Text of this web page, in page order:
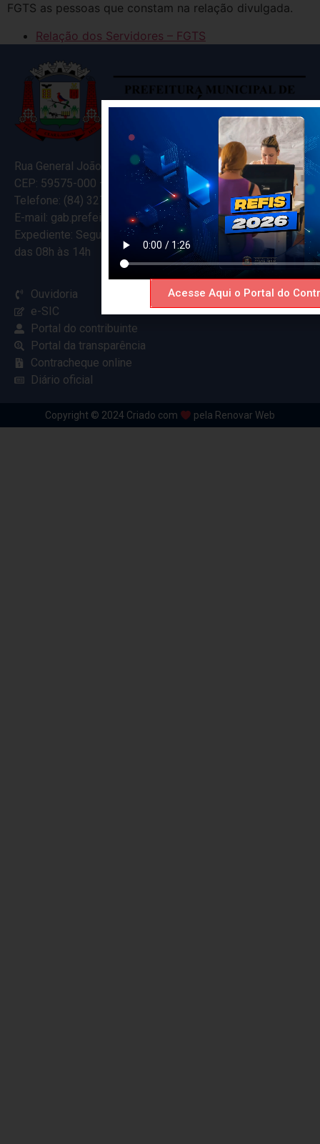
FGTS as pessoas que constam na relação divulgada.
Relação dos Servidores – FGTS
Rua General João Varela, 635
CEP: 59575-000 – Ceará-Mirim – RN
Telefone: (84) 3274-5916
E-mail: gab.prefeitocearamirim@gmail.com
Expediente: Segunda à Sexta
das 08h às 14h
Ouvidoria
e-SIC
Portal do contribuinte
Portal da transparência
Contracheque online
Diário oficial
Copyright © 2024 Criado com pela Renovar Web
Acesse Aqui o Portal do